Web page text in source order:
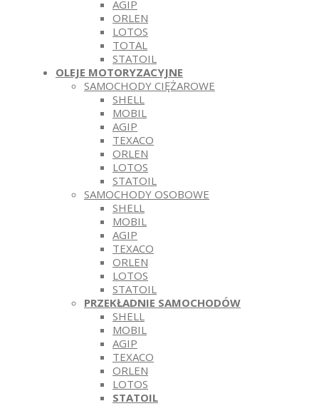
AGIP
ORLEN
LOTOS
TOTAL
STATOIL
OLEJE MOTORYZACYJNE
SAMOCHODY CIĘŻAROWE
SHELL
MOBIL
AGIP
TEXACO
ORLEN
LOTOS
STATOIL
SAMOCHODY OSOBOWE
SHELL
MOBIL
AGIP
TEXACO
ORLEN
LOTOS
STATOIL
PRZEKŁADNIE SAMOCHODÓW
SHELL
MOBIL
AGIP
TEXACO
ORLEN
LOTOS
STATOIL